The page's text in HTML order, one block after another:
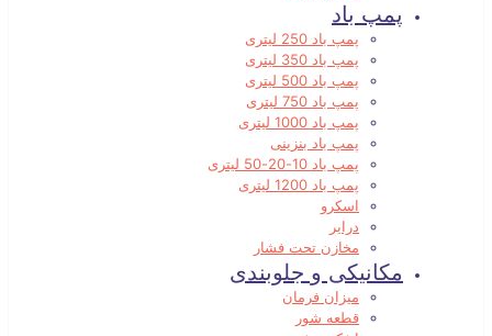
پمپ باد
پمپ باد 250 لیتری
پمپ باد 350 لیتری
پمپ باد 500 لیتری
پمپ باد 750 لیتری
پمپ باد 1000 لیتری
پمپ باد بنزینی
پمپ باد 10-20-50 لیتری
پمپ باد 1200 لیتری
اسکرو
درایر
مخازن تحت فشار
مکانیکی و جلوبندی
میزان فرمان
قطعه شور